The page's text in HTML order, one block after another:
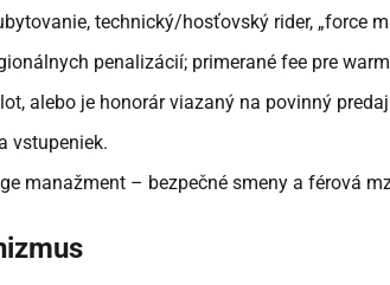
technický/hosťovský rider, „force
penalizácií; primerané fee pre
alebo je honorár viazaný na povinný
vstupeniek.
manažment – bezpečné smeny a férová